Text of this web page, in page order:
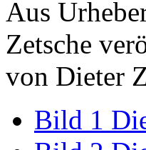
Aus
Zetsche
von Dieter
Bild 1